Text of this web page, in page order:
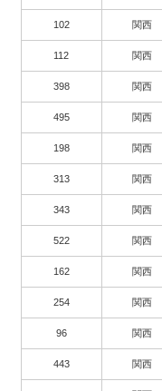
102 関西
112 関西
398 関西
495 関西
198 関西
313 関西
343 関西
522 関西
162 関西
254 関西
96 関西
443 関西